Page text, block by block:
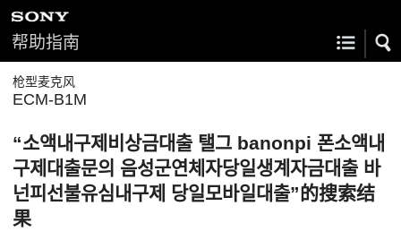
帮助指南
枪型麦克风
ECM-B1M
“소액내구제비상금대출 탤그 banonpi 폰소액내
구제대출문의 음성군연체자당일생계자금대출 바
넌피선불유심내구제 당일모바일대출”的搜索结
果